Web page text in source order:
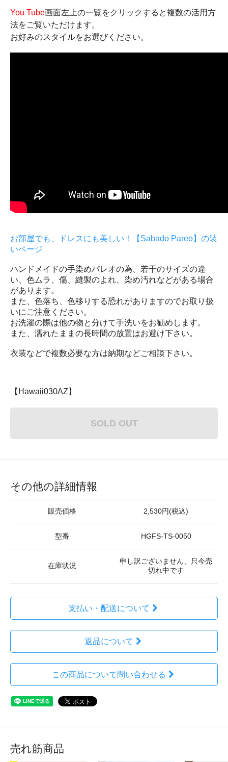
You Tube画面左上の一覧をクリックすると複数の活用方
法をご覧いただけます。
お好みのスタイルをお選びください。
お部屋でも、ドレスにも美しい！【Sabado Pareo】の装
いページ
ハンドメイドの手染めパレオの為、若干のサイズの違
い、色ムラ、傷、縫製のよれ、染め汚れなどがある場合
があります。
また、色落ち、色移りする恐れがありますのでお取り扱
いにご注意ください。
お洗濯の際は他の物と分けて手洗いをお勧めします。
また、濡れたままの長時間の放置はお避け下さい。
衣装などで複数必要な方は納期などご相談下さい。
【Hawaii030AZ】
SOLD OUT
その他の詳細情報
販売価格 2,530円(税込)
型番 HGFS-TS-0050
在庫状況
申し訳ございません、只今売
切れ中です
支払い・配送について
返品について
この商品について問い合わせる
売れ筋商品